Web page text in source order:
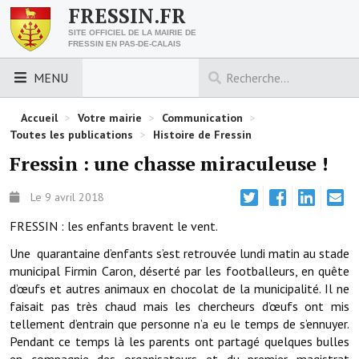
FRESSIN.FR
SITE OFFICIEL DE LA MAIRIE DE
FRESSIN EN PAS-DE-CALAIS
MENU
LES ESSENTIELS
Découvrez Fressin
Urbanisme
Nous contacter
Horaires de la mairie
Les foulées fressinoises
ACCÈS RAPIDE
Accueil > Votre mairie > Communication >
Toutes les publications > Histoire de Fressin
Fressin : une chasse miraculeuse !
Le 9 avril 2018
FRESSIN : les enfants bravent le vent.
Une quarantaine d’enfants s’est retrouvée lundi matin au stade
municipal Firmin Caron, déserté par les footballeurs, en quête
d’œufs et autres animaux en chocolat de la municipalité. Il ne
faisait pas très chaud mais les chercheurs d’œufs ont mis
tellement d’entrain que personne n’a eu le temps de s’ennuyer.
Pendant ce temps là les parents ont partagé quelques bulles